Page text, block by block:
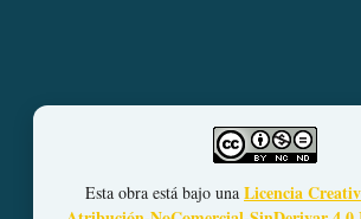
Esta obra está bajo una Licencia